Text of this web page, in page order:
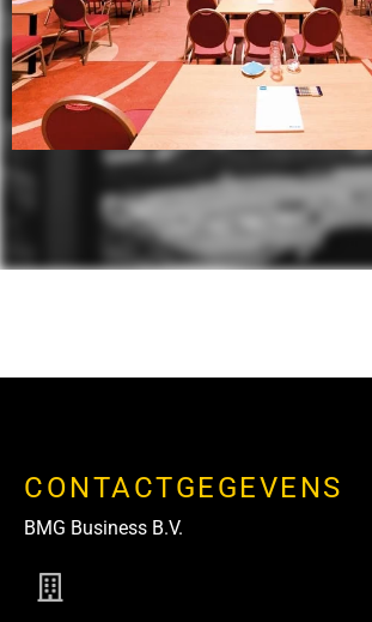
CONTACTGEGEVENS
BMG Business B.V.